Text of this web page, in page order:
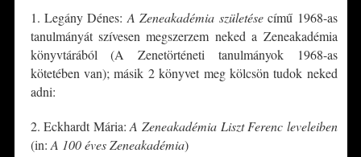
1. Legány Dénes: A Zeneakadémia születésecímű 1968-as
tanulmányát szívesen megszerzem neked a Zeneakadémia
könyvtárából (A Zenetörténeti tanulmányok 1968-as
kötetében van); másik 2 könyvet meg kölcsön tudok neked
adni:
2. Eckhardt Mária:A Zeneakadémia Liszt Ferenc leveleiben
(in: A 100 éves Zeneakadémia)